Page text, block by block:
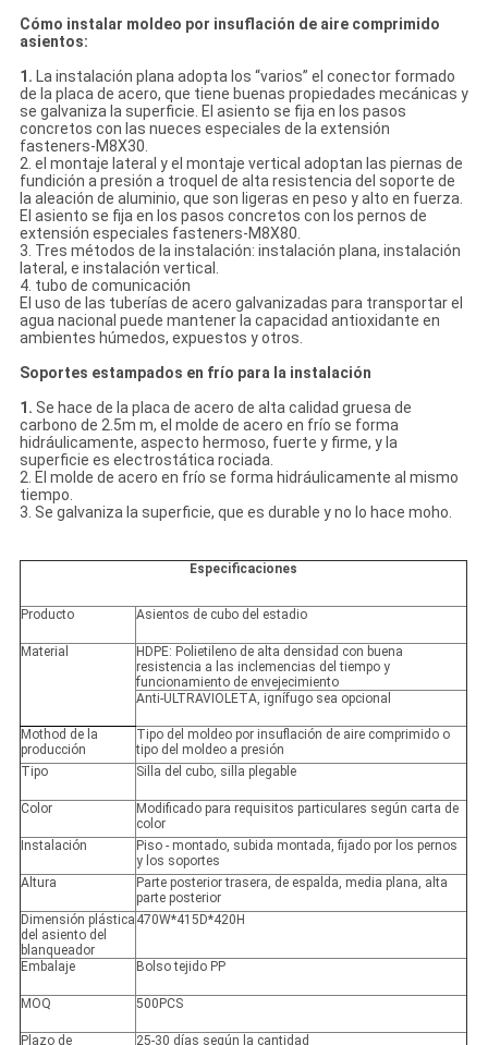
Cómo instalar moldeo por insuflación de aire comprimido
asientos:
1. La instalación plana adopta los “varios” el conector formado
de la placa de acero, que tiene buenas propiedades mecánicas y
se galvaniza la superficie. El asiento se fija en los pasos
concretos con las nueces especiales de la extensión
fasteners-M8X30.
2. el montaje lateral y el montaje vertical adoptan las piernas de
fundición a presión a troquel de alta resistencia del soporte de
la aleación de aluminio, que son ligeras en peso y alto en fuerza.
El asiento se fija en los pasos concretos con los pernos de
extensión especiales fasteners-M8X80.
3. Tres métodos de la instalación: instalación plana, instalación
lateral, e instalación vertical.
4. tubo de comunicación
El uso de las tuberías de acero galvanizadas para transportar el
agua nacional puede mantener la capacidad antioxidante en
ambientes húmedos, expuestos y otros.
Soportes estampados en frío para la instalación
1. Se hace de la placa de acero de alta calidad gruesa de
carbono de 2.5m m, el molde de acero en frío se forma
hidráulicamente, aspecto hermoso, fuerte y firme, y la
superficie es electrostática rociada.
2. El molde de acero en frío se forma hidráulicamente al mismo
tiempo.
3. Se galvaniza la superficie, que es durable y no lo hace moho.
Especificaciones
Producto Asientos de cubo del estadio
Material
HDPE: Polietileno de alta densidad con buena
resistencia a las inclemencias del tiempo y
funcionamiento de envejecimiento
Anti-ULTRAVIOLETA, ignífugo sea opcional
Mothod de la
producción
Tipo del moldeo por insuflación de aire comprimido o
tipo del moldeo a presión
Tipo
Silla del cubo, silla plegable
Color
Modificado para requisitos particulares según carta de
color
Instalación
Piso - montado, subida montada, fijado por los pernos
y los soportes
Altura
Parte posterior trasera, de espalda, media plana, alta
parte posterior
Dimensión plástica
del asiento del
blanqueador
470W*415D*420H
Embalaje Bolso tejido PP
MOQ 500PCS
Plazo de 25-30 días según la cantidad